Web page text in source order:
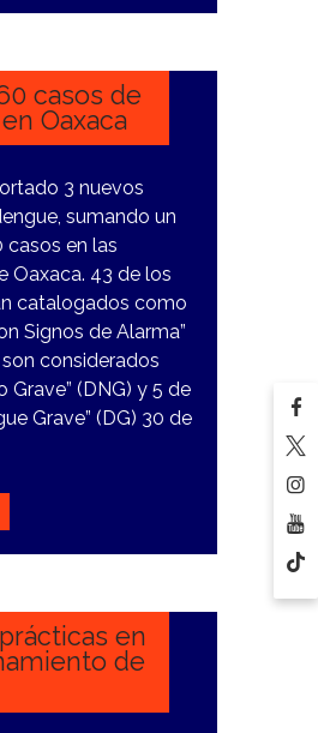
casos de
Oaxaca
3 nuevos
sumando un
en las
Oaxaca. 43 de los
catalogados como
Signos de Alarma”
son considerados
Grave” (DNG) y 5 de
Grave” (DG) 30 de
en
de